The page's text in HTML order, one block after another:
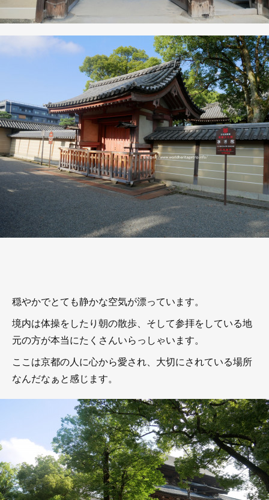
穏やかでとても静かな空気が漂っています。
境内は体操をしたり朝の散歩、そして参拝をしている地
元の方が本当にたくさんいらっしゃいます。
ここは京都の人に心から愛され、大切にされている場所
なんだなぁと感じます。